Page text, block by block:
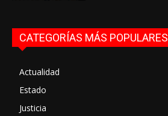
CATEGORÍAS MÁS POPULARES
Actualidad
Estado
Justicia